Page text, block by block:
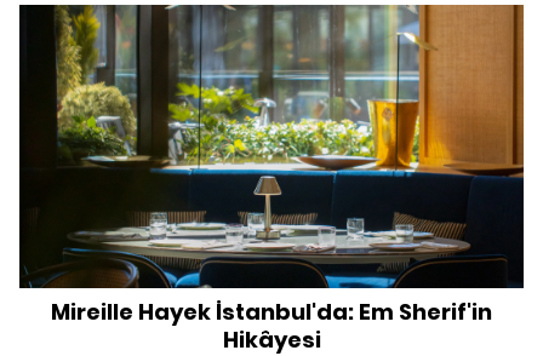
Mireille Hayek İstanbul'da: Em Sherif'in
Hikâyesi